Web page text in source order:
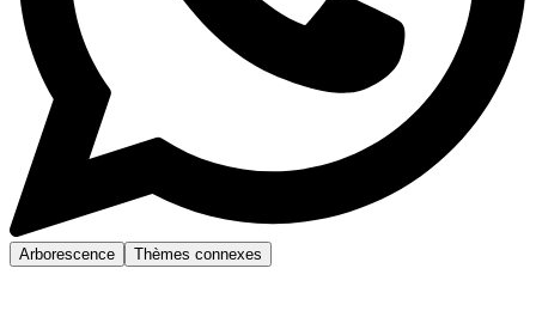
Arborescence Thèmes connexes